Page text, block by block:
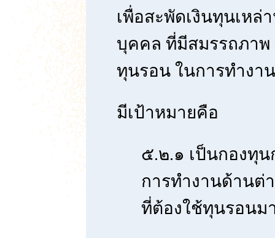
เพื่อสะพัดเงินทุนเห
บุคคล ที่มีสมรรถภาพ
ทุนรอน ในการทำงาน
มีเป้าหมายคือ
๕.๒.๑ เป็นกองทุ
การทำงานด้านต่
ที่ต้องใช้ทุนรอนม